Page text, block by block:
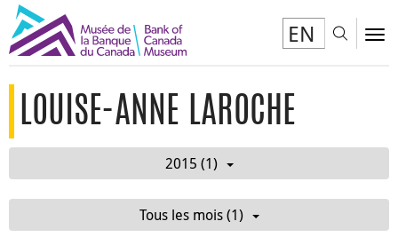
EN
LOUISE-ANNE LAROCHE
2015 (1)
Tous les mois (1)